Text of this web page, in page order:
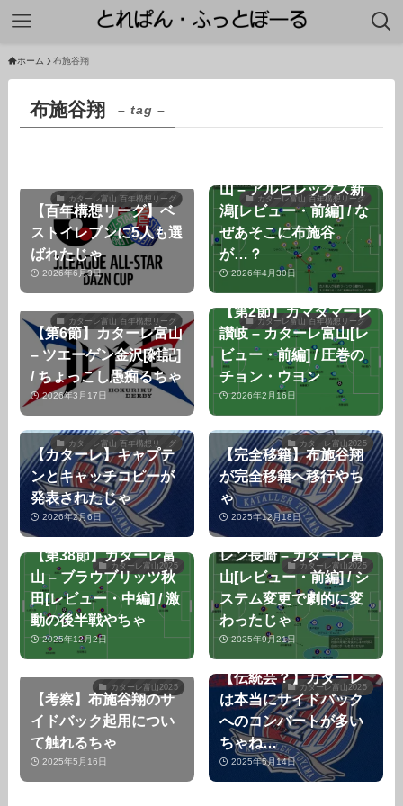
ホーム 布施谷翔
布施谷翔 – tag –
カターレ富山 百年構想リーグ
【百年構想リーグ】ベ
ストイレブンに5人も選
ばれたじゃ
2026年6月3日
カターレ富山 百年構想リーグ
山 – アルビレックス新
潟[レビュー・前編] / な
ぜあそこに布施谷
が…？
2026年4月30日
カターレ富山 百年構想リーグ
【第6節】カターレ富山
– ツエーゲン金沢[雑記]
/ ちょっこし愚痴るちゃ
2026年3月17日
カターレ富山 百年構想リーグ
【第2節】カマタマーレ
讃岐 – カターレ富山[レ
ビュー・前編] / 圧巻の
チョン・ウヨン
2026年2月16日
カターレ富山 百年構想リーグ
【カターレ】キャプテ
ンとキャッチコピーが
発表されたじゃ
2026年2月6日
カターレ富山2025
【完全移籍】布施谷翔
が完全移籍へ移行やち
ゃ
2025年12月18日
カターレ富山2025
【第38節】カターレ富
山 – ブラウブリッツ秋
田[レビュー・中編] / 激
動の後半戦やちゃ
2025年12月2日
カターレ富山2025
【第30節】V・ファー
レン長崎 – カターレ富
山[レビュー・前編] / シ
ステム変更で劇的に変
わったじゃ
2025年9月21日
カターレ富山2025
【考察】布施谷翔のサ
イドバック起用につい
て触れるちゃ
2025年5月16日
カターレ富山2025
【伝統芸？】カターレ
は本当にサイドバック
へのコンバートが多い
ちゃね…
2025年5月14日